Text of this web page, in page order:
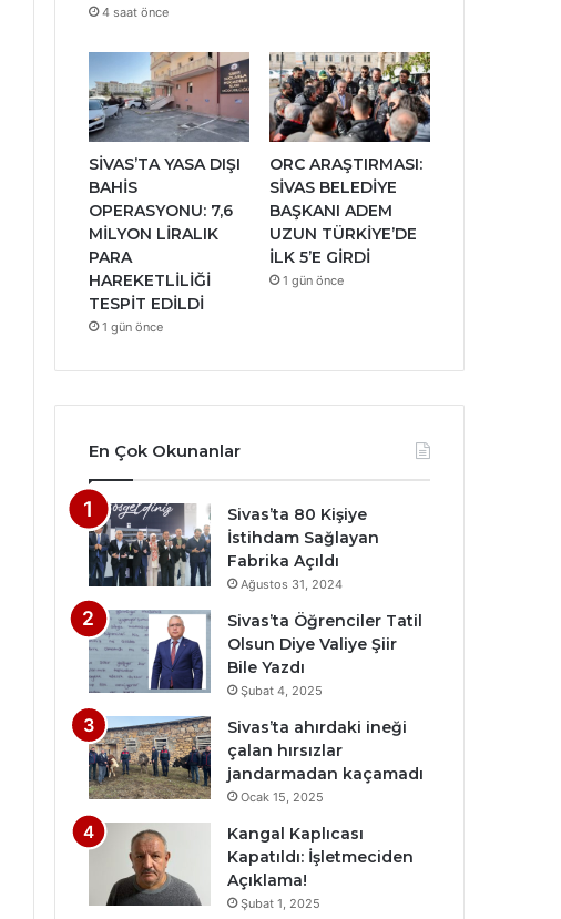
4 saat önce
SİVAS’TA YASA DIŞI
BAHİS
OPERASYONU: 7,6
MİLYON LİRALIK
PARA
HAREKETLİLİĞİ
TESPİT EDİLDİ
1 gün önce
ORC ARAŞTIRMASI:
SİVAS BELEDİYE
BAŞKANI ADEM
UZUN TÜRKİYE’DE
İLK 5’E GİRDİ
1 gün önce
En Çok Okunanlar
Sivas’ta 80 Kişiye
İstihdam Sağlayan
Fabrika Açıldı
Ağustos 31, 2024
Sivas’ta Öğrenciler Tatil
Olsun Diye Valiye Şiir
Bile Yazdı
Şubat 4, 2025
Sivas’ta ahırdaki ineği
çalan hırsızlar
jandarmadan kaçamadı
Ocak 15, 2025
Kangal Kaplıcası
Kapatıldı: İşletmeciden
Açıklama!
Şubat 1, 2025